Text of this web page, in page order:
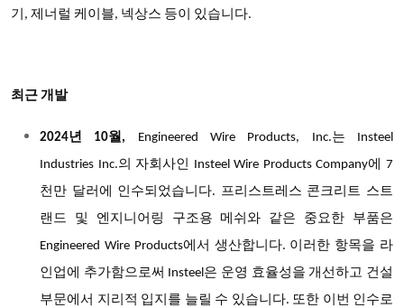
기, 제너럴 케이블, 넥상스 등이 있습니다.
최근 개발
2024년 10월, Engineered Wire Products, Inc.는 Insteel
Industries Inc.의 자회사인 Insteel Wire Products Company에 7
천만 달러에 인수되었습니다. 프리스트레스 콘크리트 스트
랜드 및 엔지니어링 구조용 메쉬와 같은 중요한 부품은
Engineered Wire Products에서 생산합니다. 이러한 항목을 라
인업에 추가함으로써 Insteel은 운영 효율성을 개선하고 건설
부문에서 지리적 입지를 늘릴 수 있습니다. 또한 이번 인수로